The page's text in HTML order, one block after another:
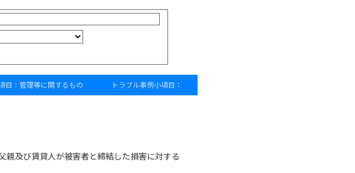
目：管理等に関するもの トラブル事例小項目：
及び賃貸人が被害者と締結した損害に対する